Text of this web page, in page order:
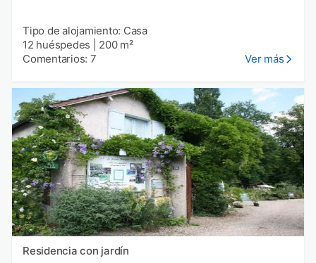
Tipo de alojamiento: Casa
12 huéspedes
200 m²
Comentarios: 7
Ver más
Residencia con jardín